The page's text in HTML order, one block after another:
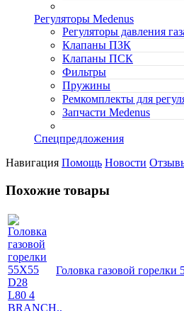
Регуляторы Medenus
Регуляторы давления
Клапаны ПЗК
Клапаны ПСК
Фильтры
Пружины
Ремкомплекты для
Запчасти Medenus
Спецпредложения
Навигация Помощь Новости
Похожие товары
Головка газовой